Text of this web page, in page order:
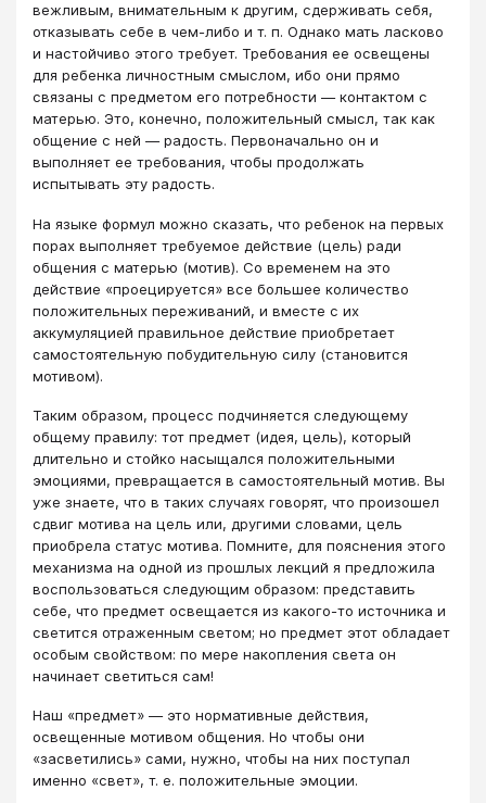
вежливым, внимательным к другим, сдерживать себя,
отказывать себе в чем-либо и т. п. Однако мать ласково
и настойчиво этого требует. Требования ее освещены
для ребенка личностным смыслом, ибо они прямо
связаны с предметом его потребности — контактом с
матерью. Это, конечно, положительный смысл, так как
общение с ней — радость. Первоначально он и
выполняет ее требования, чтобы продолжать
испытывать эту радость.
На языке формул можно сказать, что ребенок на первых
порах выполняет требуемое действие (цель) ради
общения с матерью (мотив). Со временем на это
действие «проецируется» все большее количество
положительных переживаний, и вместе с их
аккумуляцией правильное действие приобретает
самостоятельную побудительную силу (становится
мотивом).
Таким образом, процесс подчиняется следующему
общему правилу: тот предмет (идея, цель), который
длительно и стойко насыщался положительными
эмоциями, превращается в самостоятельный мотив. Вы
уже знаете, что в таких случаях говорят, что произошел
сдвиг мотива на цель или, другими словами, цель
приобрела статус мотива. Помните, для пояснения этого
механизма на одной из прошлых лекций я предложила
воспользоваться следующим образом: представить
себе, что предмет освещается из какого-то источника и
светится отраженным светом; но предмет этот обладает
особым свойством: по мере накопления света он
начинает светиться сам!
Наш «предмет» — это нормативные действия,
освещенные мотивом общения. Но чтобы они
«засветились» сами, нужно, чтобы на них поступал
именно «свет», т. е. положительные эмоции.